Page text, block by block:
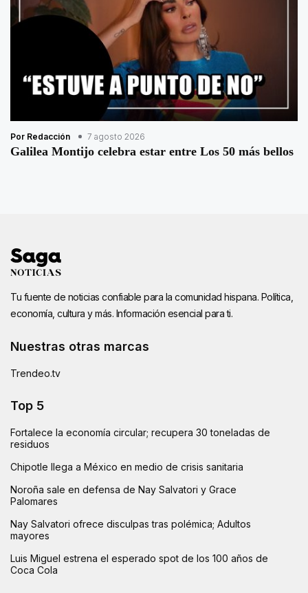
Por Redacción 7 agosto 2026
Galilea Montijo celebra estar entre Los 50 más bellos
Tu fuente de noticias confiable para la comunidad hispana. Política,
economía, cultura y más. Información esencial para ti.
Nuestras otras marcas
Trendeo.tv
Top 5
Fortalece la economía circular; recupera 30 toneladas de
residuos
Chipotle llega a México en medio de crisis sanitaria
Noroña sale en defensa de Nay Salvatori y Grace
Palomares
Nay Salvatori ofrece disculpas tras polémica; Adultos
mayores
Luis Miguel estrena el esperado spot de los 100 años de
Coca Cola